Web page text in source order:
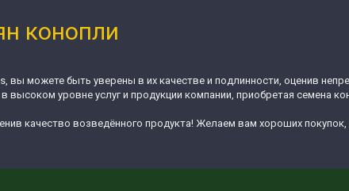
конопли
вы можете быть уверены в их качестве и подлинности, оценив
высоком уровне услуг и продукции компании, приобретая семена
качество возведённого продукта! Желаем вам хороших